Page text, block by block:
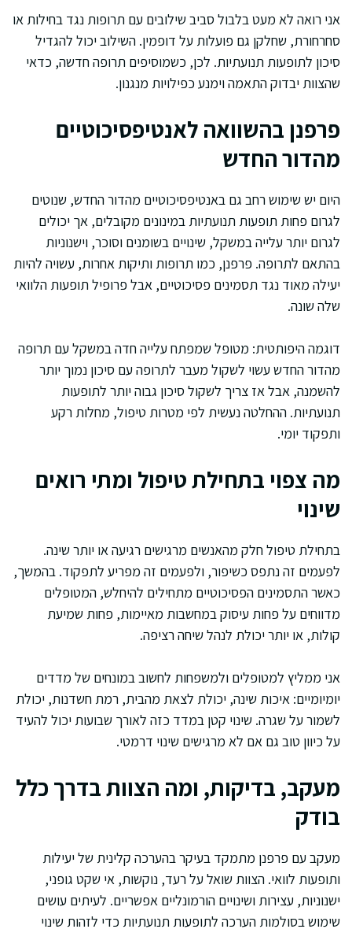
אני רואה לא מעט בלבול סביב שילובים עם תרופות נגד בחילות או
סחרחורת, שחלקן גם פועלות על דופמין. השילוב יכול להגדיל
סיכון לתופעות תנועתיות. לכן, כשמוסיפים תרופה חדשה, כדאי
שהצוות יבדוק התאמה וימנע כפילויות מנגנון.
פרפנן בהשוואה לאנטיפסיכוטיים
מהדור החדש
היום יש שימוש רחב גם באנטיפסיכוטיים מהדור החדש, שנוטים
לגרום פחות תופעות תנועתיות במינונים מקובלים, אך יכולים
לגרום יותר עלייה במשקל, שינויים בשומנים וסוכר, וישנוניות
בהתאם לתרופה. פרפנן, כמו תרופות ותיקות אחרות, עשויה להיות
יעילה מאוד נגד תסמינים פסיכוטיים, אבל פרופיל תופעות הלוואי
שלה שונה.
דוגמה היפותטית: מטופל שמפתח עלייה חדה במשקל עם תרופה
מהדור החדש עשוי לשקול מעבר לתרופה עם סיכון נמוך יותר
להשמנה, אבל אז צריך לשקול סיכון גבוה יותר לתופעות
תנועתיות. ההחלטה נעשית לפי מטרות טיפול, מחלות רקע
ותפקוד יומי.
מה צפוי בתחילת טיפול ומתי רואים
שינוי
בתחילת טיפול חלק מהאנשים מרגישים רגיעה או יותר שינה.
לפעמים זה נתפס כשיפור, ולפעמים זה מפריע לתפקוד. בהמשך,
כאשר התסמינים הפסיכוטיים מתחילים להיחלש, המטופלים
מדווחים על פחות עיסוק במחשבות מאיימות, פחות שמיעת
קולות, או יותר יכולת לנהל שיחה רציפה.
אני ממליץ למטופלים ולמשפחות לחשוב במונחים של מדדים
יומיומיים: איכות שינה, יכולת לצאת מהבית, רמת חשדנות, יכולת
לשמור על שגרה. שינוי קטן במדד כזה לאורך שבועות יכול להעיד
על כיוון טוב גם אם לא מרגישים שינוי דרמטי.
מעקב, בדיקות, ומה הצוות בדרך כלל
בודק
מעקב עם פרפנן מתמקד בעיקר בהערכה קלינית של יעילות
ותופעות לוואי. הצוות שואל על רעד, נוקשות, אי שקט גופני,
ישנוניות, עצירות ושינויים הורמונליים אפשריים. לעיתים עושים
שימוש בסולמות הערכה לתופעות תנועתיות כדי לזהות שינוי